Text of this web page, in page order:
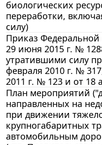
биологических
переработки,
силу)
Приказ
29 июня 2015 г. №
утратившими силу
февраля 2010 г. №
2011 г. № 123 и от 18
План мероприятий
направленных на
при движении
крупногабаритных
автомобильным